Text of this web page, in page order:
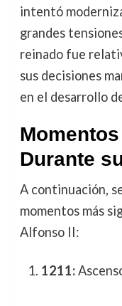
intentó
grandes
reinado fue
sus decisiones
en el desarrollo
Durante
A continuación,
momentos más
Alfonso II:
1211: